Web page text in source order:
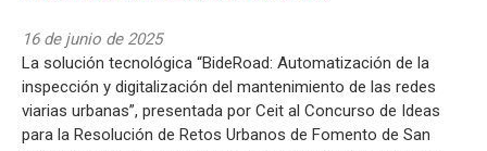
16 de junio de 2025
La solución tecnológica “BideRoad: Automatización de la
inspección y digitalización del mantenimiento de las redes
viarias urbanas”, presentada por Ceit al Concurso de Ideas
para la Resolución de Retos Urbanos de Fomento de San